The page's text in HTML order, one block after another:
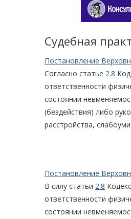
Судебная
Постановление
Согласно статье 2.8
ответственности
состоянии
(бездействия) либо
расстройства,
Постановление
В силу статьи 2.8
ответственности
состоянии